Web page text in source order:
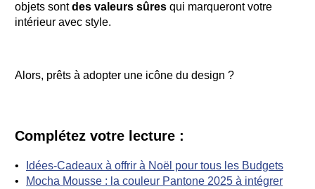
objets sontdes valeurs sûres qui marqueront votre
intérieur avec style.
Alors, prêts à adopter une icône du design ?
Complétez votre lecture :
Idées-Cadeaux à offrir à Noël pour tous les Budgets
Mocha Mousse : la couleur Pantone 2025 à intégrer